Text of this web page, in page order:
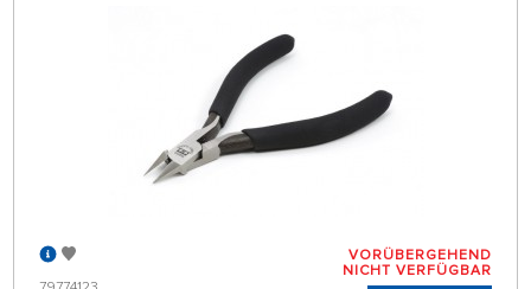
VORÜBERGEHEND
NICHT VERFÜGBAR